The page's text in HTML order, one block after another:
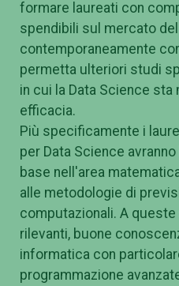
formare laureati con
spendibili sul mercato del
contemporaneamente
permetta ulteriori studi
in cui la Data Science sta
efficacia.
Più specificamente i
per Data Science
base nell'area
alle metodologie di
computazionali. A
rilevanti, buone
informatica con
programmazione